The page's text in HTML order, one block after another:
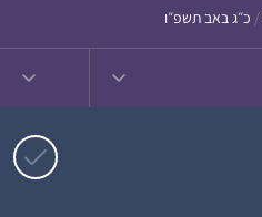
/ כ״ג באב תשפ״ו